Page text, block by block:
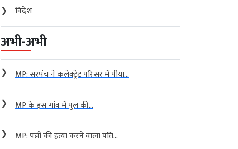
❯
विदेश
अभी-अभी
❯ MP: सरपंच ने कलेक्ट्रेट परिसर में पीया...
❯ MP के इस गांव में पुल की...
❯ MP: पत्नी की हत्या करने वाला पति...